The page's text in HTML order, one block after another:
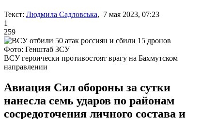
Текст: Людмила Садловська, 7 мая 2023, 07:23
1
259
Фото: Генштаб ЗСУ
ВСУ героически противостоят врагу на Бахмутском
направлении
Авиация Сил обороны за сутки
нанесла семь ударов по районам
сосредоточения личного состава и